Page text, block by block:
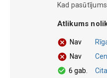
Kad
Atlikums
Nav
Nav
6 gab.